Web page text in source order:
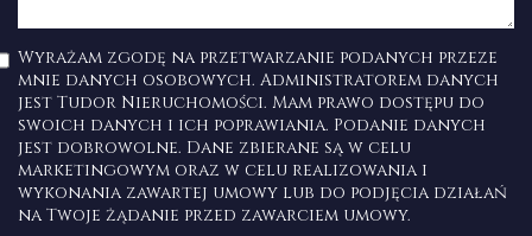
Wyrażam zgodę na przetwarzanie podanych przeze
mnie danych osobowych. Administratorem danych
jest Tudor Nieruchomości. Mam prawo dostępu do
swoich danych i ich poprawiania. Podanie danych
jest dobrowolne. Dane zbierane są w celu
marketingowym oraz w celu realizowania i
wykonania zawartej umowy lub do podjęcia działań
na Twoje żądanie przed zawarciem umowy.